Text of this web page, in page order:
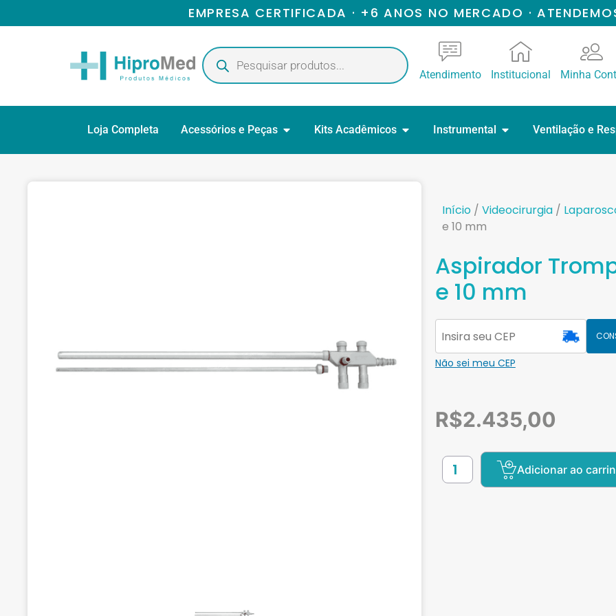
EMPRESA CERTIFICADA · +6 ANOS NO MERCADO ·
Atendimento Institucional Minha
Loja Completa Acessórios e Peças Kits Acadêmicos Instrumental Ventilação e
Início/ Videocirurgia/
e 10 mm
Aspirador
e 10 mm
Não sei meu CEP
R$2.435,00
Adicionar ao